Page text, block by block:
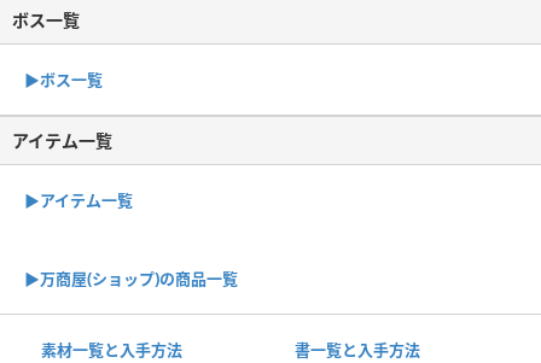
ボス一覧
▶︎ボス一覧
アイテム一覧
▶アイテム一覧
▶︎万商屋(ショップ)の商品一覧
素材一覧と入手方法 書一覧と入手方法